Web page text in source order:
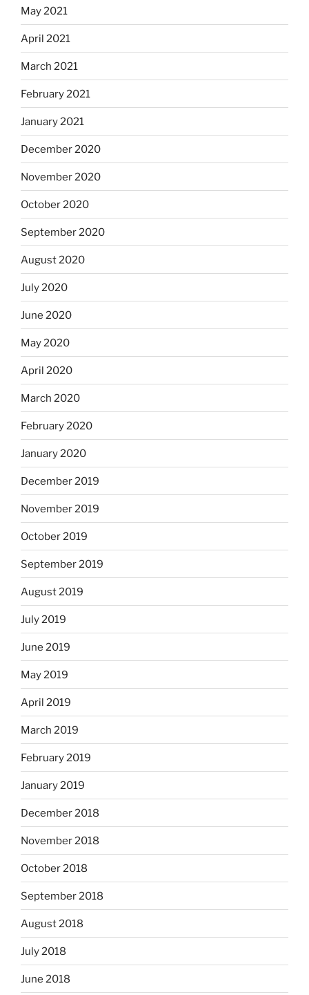
May 2021
April 2021
March 2021
February 2021
January 2021
December 2020
November 2020
October 2020
September 2020
August 2020
July 2020
June 2020
May 2020
April 2020
March 2020
February 2020
January 2020
December 2019
November 2019
October 2019
September 2019
August 2019
July 2019
June 2019
May 2019
April 2019
March 2019
February 2019
January 2019
December 2018
November 2018
October 2018
September 2018
August 2018
July 2018
June 2018